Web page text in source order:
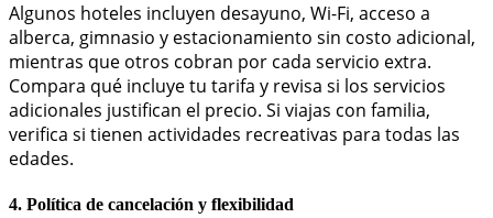
Algunos hoteles incluyen desayuno, Wi-Fi, acceso a
alberca, gimnasio y estacionamiento sin costo adicional,
mientras que otros cobran por cada servicio extra.
Compara qué incluye tu tarifa y revisa si los servicios
adicionales justifican el precio. Si viajas con familia,
verifica si tienen actividades recreativas para todas las
edades.
4. Política de cancelación y flexibilidad